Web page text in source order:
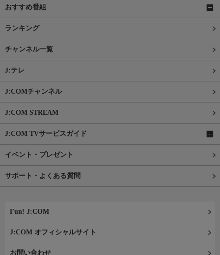
おすすめ番組
ランキング
チャンネル一覧
J:テレ
J:COMチャンネル
J:COM STREAM
J:COM TVサービスガイド
イベント・プレゼント
サポート・よくある質問
Fun! J:COM
J:COM オフィシャルサイト
お問い合わせ